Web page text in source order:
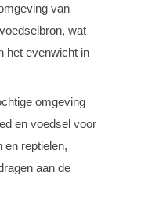
van
wat
het evenwicht in
omgeving
en voedsel voor
en reptielen,
aan de